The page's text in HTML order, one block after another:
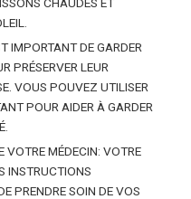
IMPORTANT DE GARDER
PRÉSERVER LEUR
VOUS POUVEZ UTILISER
POUR AIDER À GARDER
VOTRE MÉDECIN: VOTRE
INSTRUCTIONS
PRENDRE SOIN DE VOS